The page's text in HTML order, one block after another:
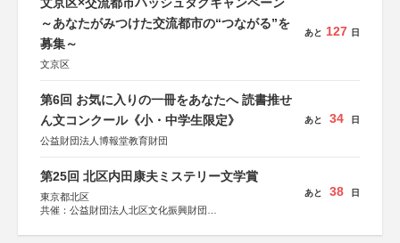
～あなたがみつけた交流都市の“つながる”を
募集～
文京区
あと 127 日
第6回 お気に入りの一冊をあなたへ 読書推せ
ん文コンクール《小・中学生限定》
公益財団法人博報堂教育財団
あと 34 日
第25回 北区内田康夫ミステリー文学賞
東京都北区
共催：公益財団法人北区文化振興財団
協賛：株式会社実業之日本社
あと 38 日